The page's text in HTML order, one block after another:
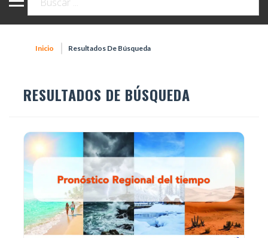
Inicio Resultados De Búsqueda
RESULTADOS DE BÚSQUEDA